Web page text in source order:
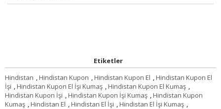
Etiketler
Hindistan ,Hindistan Kupon ,Hindistan Kupon El ,Hindistan Kupon El
İşi ,Hindistan Kupon El İşi Kumaş ,Hindistan Kupon El Kumaş ,
Hindistan Kupon İşi ,Hindistan Kupon İşi Kumaş ,Hindistan Kupon
Kumaş ,Hindistan El ,Hindistan El İşi ,Hindistan El İşi Kumaş ,